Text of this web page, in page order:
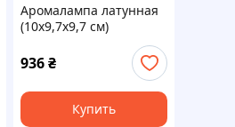
Аромалампа латунная
(10х9,7х9,7 см)
936₴
Купить